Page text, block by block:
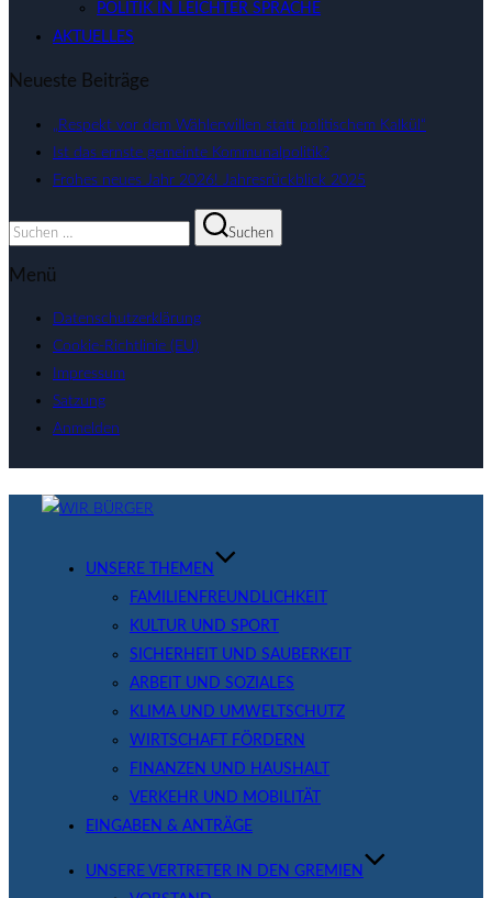
POLITIK IN LEICHTER SPRACHE
AKTUELLES
Neueste Beiträge
„Respekt vor dem Wählerwillen statt politischem Kalkül“
Ist das ernste gemeinte Kommunalpolitik?
Frohes neues Jahr 2026! Jahresrückblick 2025
Suchen
nach:
Suchen
Menü
Datenschutzerklärung
Cookie-Richtlinie (EU)
Impressum
Satzung
Anmelden
UNSERE THEMEN
FAMILIENFREUNDLICHKEIT
KULTUR UND SPORT
SICHERHEIT UND SAUBERKEIT
ARBEIT UND SOZIALES
KLIMA UND UMWELTSCHUTZ
WIRTSCHAFT FÖRDERN
FINANZEN UND HAUSHALT
VERKEHR UND MOBILITÄT
EINGABEN & ANTRÄGE
UNSERE VERTRETER IN DEN GREMIEN